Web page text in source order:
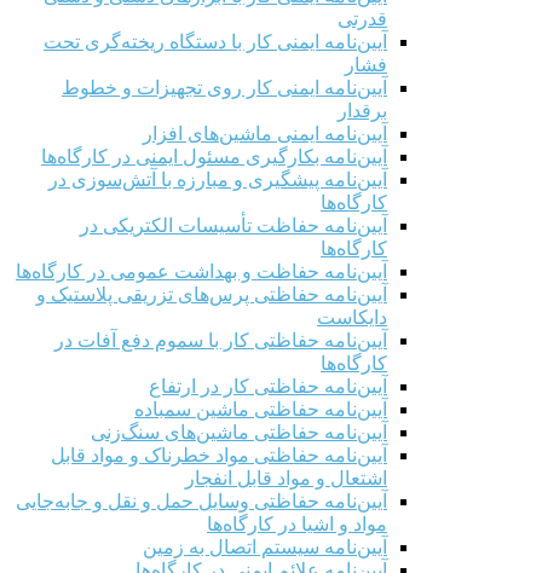
قدرتی
آیین‌نامه ایمنی کار با دستگاه ریخته‌گری تحت
فشار
آیین‌نامه ایمنی کار روی تجهیزات و خطوط
برقدار
آیین‌نامه ایمنی ماشین‌های افزار
آیین‌نامه بکارگیری مسئول ایمنی در کارگاه‌ها
آیین‌نامه پیشگیری و مبارزه با آتش‌سوزی در
کارگاه‌ها
آیین‌نامه حفاظت تأسیسات الکتریکی در
کارگاه‌ها
آیین‌نامه حفاظت و بهداشت عمومی در کارگاه‌ها
آیین‌نامه حفاظتی پرس‌های تزریقی پلاستیک و
دایکاست
آیین‌نامه حفاظتی کار با سموم دفع آفات در
کارگاه‌ها
آیین‌نامه حفاظتی کار در ارتفاع
آیین‌نامه حفاظتی ماشین سمباده
آیین‌نامه حفاظتی ماشین‌های سنگ‌زنی
آیین‌نامه حفاظتی مواد خطرناک و مواد قابل
اشتعال و مواد قابل انفجار
آیین‌نامه حفاظتی وسایل حمل و نقل و جابه‌جایی
مواد و اشیا در کارگاه‌ها
آیین‌نامه سیستم اتصال به زمین